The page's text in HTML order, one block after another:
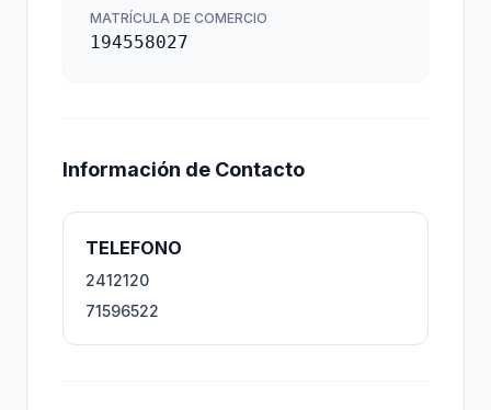
MATRÍCULA DE COMERCIO
194558027
Información de Contacto
TELEFONO
2412120
71596522